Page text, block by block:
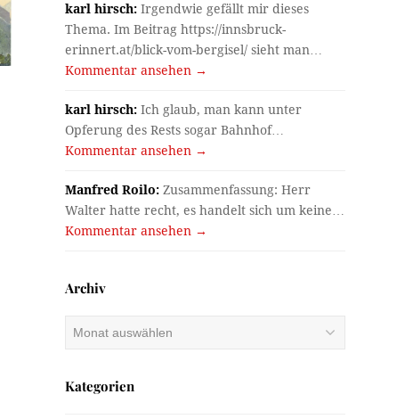
karl hirsch: Irgendwie gefällt mir dieses
Thema. Im Beitrag https://innsbruck-
erinnert.at/blick-vom-bergisel/ sieht man…
Kommentar ansehen →
karl hirsch: Ich glaub, man kann unter
Opferung des Rests sogar Bahnhof…
Kommentar ansehen →
Manfred Roilo: Zusammenfassung: Herr
Walter hatte recht, es handelt sich um keine…
Kommentar ansehen →
Archiv
Kategorien